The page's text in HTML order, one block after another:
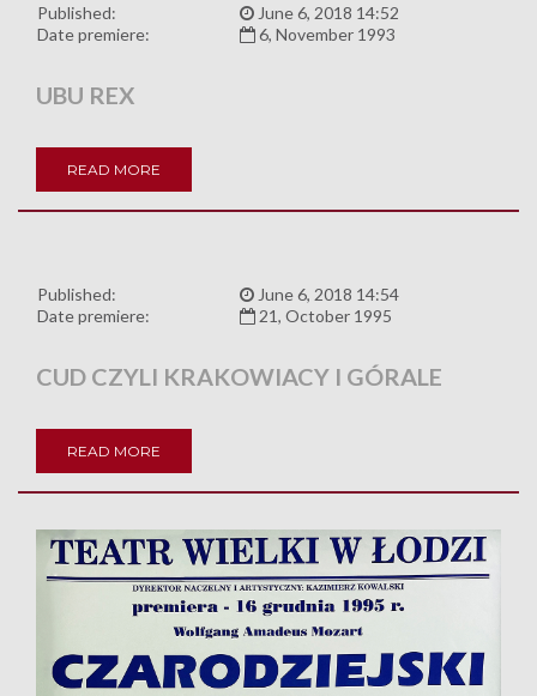
Published:
June 6, 2018 14:52
Date premiere:
6, November 1993
UBU REX
READ MORE
Published:
June 6, 2018 14:54
Date premiere:
21, October 1995
CUD CZYLI KRAKOWIACY I GÓRALE
READ MORE